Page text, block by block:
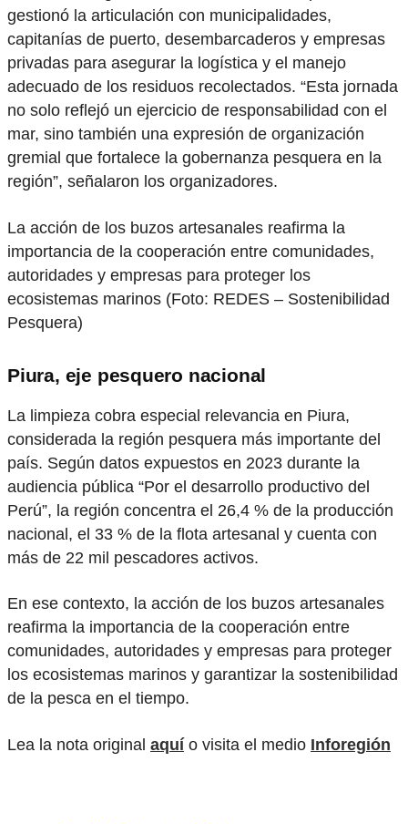
gestionó la articulación con municipalidades,
capitanías de puerto, desembarcaderos y empresas
privadas para asegurar la logística y el manejo
adecuado de los residuos recolectados. “Esta jornada
no solo reflejó un ejercicio de responsabilidad con el
mar, sino también una expresión de organización
gremial que fortalece la gobernanza pesquera en la
región”, señalaron los organizadores.
La acción de los buzos artesanales reafirma la
importancia de la cooperación entre comunidades,
autoridades y empresas para proteger los
ecosistemas marinos (Foto: REDES – Sostenibilidad
Pesquera)
Piura, eje pesquero nacional
La limpieza cobra especial relevancia en Piura,
considerada la región pesquera más importante del
país. Según datos expuestos en 2023 durante la
audiencia pública “Por el desarrollo productivo del
Perú”, la región concentra el 26,4 % de la producción
nacional, el 33 % de la flota artesanal y cuenta con
más de 22 mil pescadores activos.
En ese contexto, la acción de los buzos artesanales
reafirma la importancia de la cooperación entre
comunidades, autoridades y empresas para proteger
los ecosistemas marinos y garantizar la sostenibilidad
de la pesca en el tiempo.
Lea la nota original aquío visita el medio Inforegión